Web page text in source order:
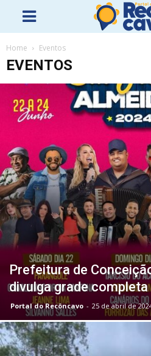
Home Eventos
EVENTOS
Prefeitura de
divulga grade
Portal do Recôncavo - 25 de abril de